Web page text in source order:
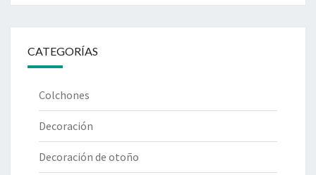
CATEGORÍAS
Colchones
Decoración
Decoración de otoño